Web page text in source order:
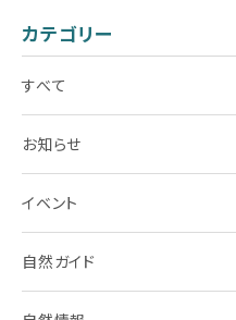
カテゴリー
すべて
お知らせ
イベント
自然ガイド